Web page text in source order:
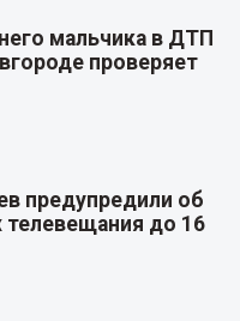
мальчика в ДТП
проверяет
предупредили об
телевещания до 16